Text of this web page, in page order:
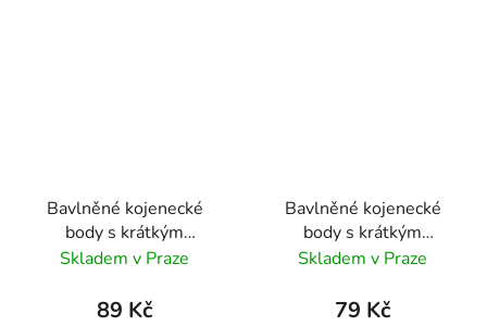
Bavlněné kojenecké
body s krátkým
rukávem, Josie
Skladem v Praze
89 Kč
Bavlněné kojenecké
body s krátkým
rukávem, Ocean
Skladem v Praze
79 Kč